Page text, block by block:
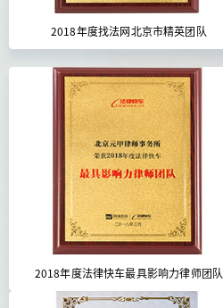
2018年度找法网北京市精英团队
2018年度法律快车最具影响力律师团队